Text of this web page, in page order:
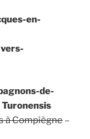
en-
de-
Turonensis
à Compiègne –